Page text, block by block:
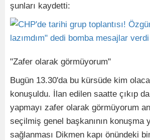
şunları kaydetti:
"Zafer olarak görmüyorum"
Bugün 13.30'da bu kürsüde kim
konuşuldu. İlan edilen saatte çıkıp
yapmayı zafer olarak görmüyorum
seçilmiş genel başkanının konuşma
sağlanması Dikmen kapı önündeki